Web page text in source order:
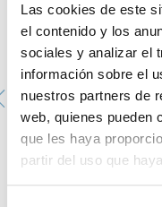
Las cookies de este
el contenido y los
sociales y analizar el
información sobre el
nuestros partners de
web, quienes pueden
que les haya
partir del uso que
Brida de seguridad
tubo de goma
073-009919